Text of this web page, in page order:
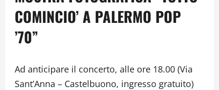
COMINCIO’ A PALERMO POP
’70”
Ad anticipare il concerto, alle ore 18.00 (Via
Sant’Anna – Castelbuono, ingresso gratuito)